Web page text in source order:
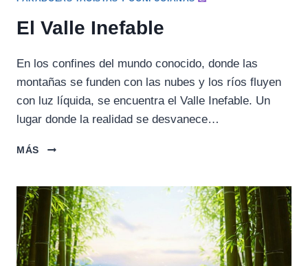
El Valle Inefable
En los confines del mundo conocido, donde las
montañas se funden con las nubes y los ríos fluyen
con luz líquida, se encuentra el Valle Inefable. Un
lugar donde la realidad se desvanece…
MÁS
EL